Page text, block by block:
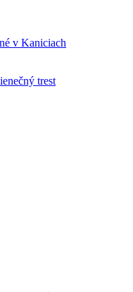
v Kaniciach
trest